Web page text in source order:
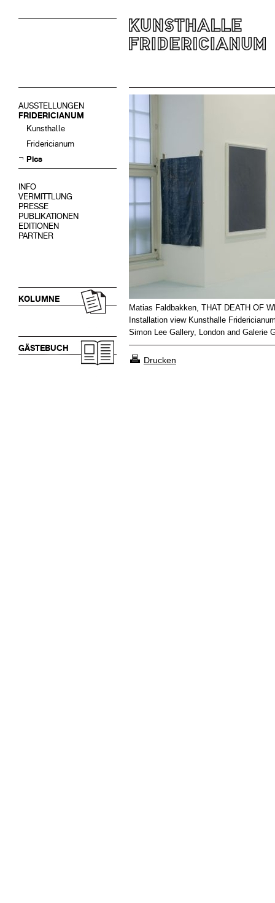
AUSSTELLUNGEN
FRIDERICIANUM
Kunsthalle
Fridericianum
Pics
INFO
VERMITTLUNG
PRESSE
PUBLIKATIONEN
EDITIONEN
PARTNER
KOLUMNE
GÄSTEBUCH
Matias Faldbakken, THAT DEATH OF
Installation view Kunsthalle
Simon Lee Gallery, London and Galerie
Drucken